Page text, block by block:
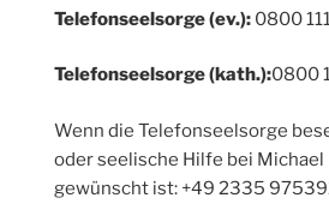
Telefonseelsorge (ev.): 0800
Telefonseelsorge (kath.):0800
Wenn die Telefonseelsorge
oder seelische Hilfe bei Michael
gewünscht ist: +49 2335